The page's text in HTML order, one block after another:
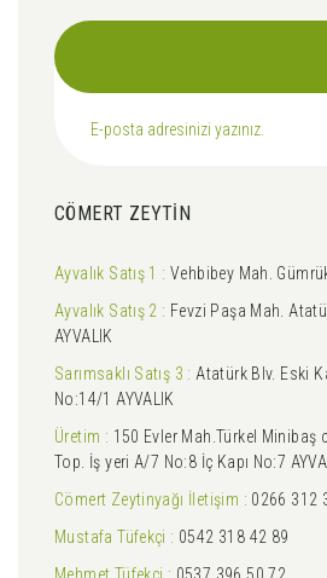
CÖMERT ZEYTİN
Ayvalık Satış 1 : Vehbibey Mah.
Ayvalık Satış 2 : Fevzi Paşa Mah.
AYVALIK
Sarımsaklı Satış 3 : Atatürk Blv. Eski
No:14/1 AYVALIK
Üretim : 150 Evler Mah.Türkel Minibaş
Top. İş yeri A/7 No:8 İç Kapı No:7
Cömert Zeytinyağı İletişim : 0266 312
Mustafa Tüfekçi : 0542 318 42 89